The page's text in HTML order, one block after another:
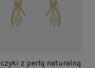
z perłą naturalną